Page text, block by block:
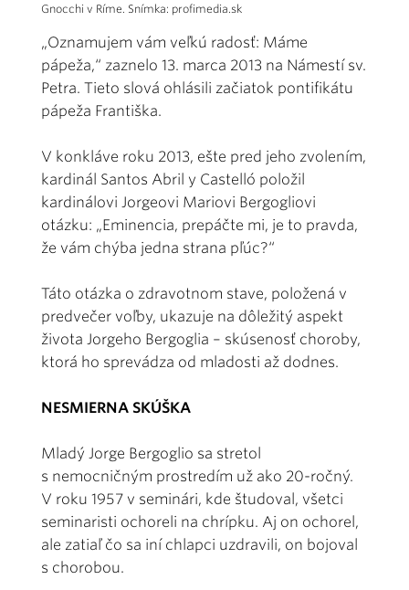
Gnocchi v Ríme. Snímka: profimedia.sk
„Oznamujem vám veľkú radosť: Máme
pápeža,“ zaznelo 13. marca 2013 na Námestí sv.
Petra. Tieto slová ohlásili začiatok pontifikátu
pápeža Františka.
V konkláve roku 2013, ešte pred jeho zvolením,
kardinál Santos Abril y Castelló položil
kardinálovi Jorgeovi Mariovi Bergogliovi
otázku: „Eminencia, prepáčte mi, je to pravda,
že vám chýba jedna strana pľúc?“
Táto otázka o zdravotnom stave, položená v
predvečer voľby, ukazuje na dôležitý aspekt
života Jorgeho Bergoglia – skúsenosť choroby,
ktorá ho sprevádza od mladosti až dodnes.
NESMIERNA SKÚŠKA
Mladý Jorge Bergoglio sa stretol
s nemocničným prostredím už ako 20-ročný.
V roku 1957 v seminári, kde študoval, všetci
seminaristi ochoreli na chrípku. Aj on ochorel,
ale zatiaľ čo sa iní chlapci uzdravili, on bojoval
s chorobou.